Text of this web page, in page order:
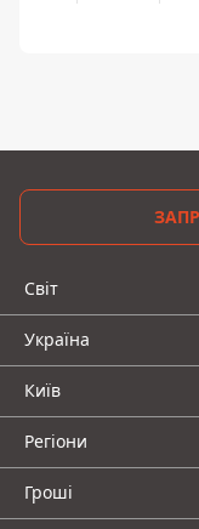
Світ
Україна
Київ
Регіони
Гроші